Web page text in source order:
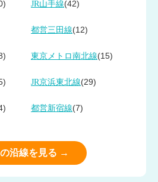
JR山手線(42)
都営三田線(12)
東京メトロ南北線(15)
JR京浜東北線(29)
都営新宿線(7)
沿線を見る →